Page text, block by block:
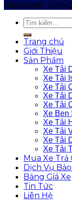
Showroom : 1969
Trang chủ
Giới Thiệu
Sản Phẩm
Xe Tải
Xe Tải
Xe Tải
Xe Tải
Xe Tải
Xe Ben
Xe Tải
Xe Tải
Xe Tải
Xe Tải
Mua Xe Trả
Dịch Vụ
Bảng Giá Xe
Tin Tức
Liên Hệ